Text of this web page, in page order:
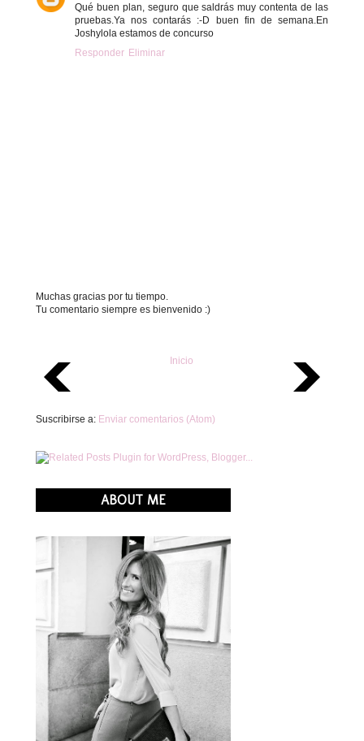
Qué buen plan, seguro que saldrás muy contenta de las
pruebas.Ya nos contarás :-D buen fin de semana.En
Joshylola estamos de concurso
Responder Eliminar
Muchas gracias por tu tiempo.
Tu comentario siempre es bienvenido :)
Inicio
Suscribirse a: Enviar comentarios (Atom)
ABOUT ME